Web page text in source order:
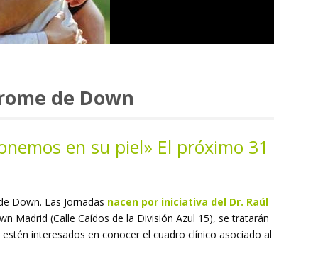
de Down
en su piel» El próximo 31
Down. Las Jornadas nacen por iniciativa del Dr. Raúl
Madrid (Calle Caídos de la División Azul 15), se tratarán
interesados en conocer el cuadro clínico asociado al